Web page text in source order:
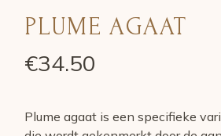
PLUME AGAAT
€34.50
Plume agaat is een specifieke